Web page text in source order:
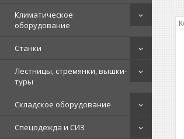
Климатическое
оборудование
Станки
Лестницы, стремянки, вышки-
туры
Складское оборудование
Спецодежда и СИЗ